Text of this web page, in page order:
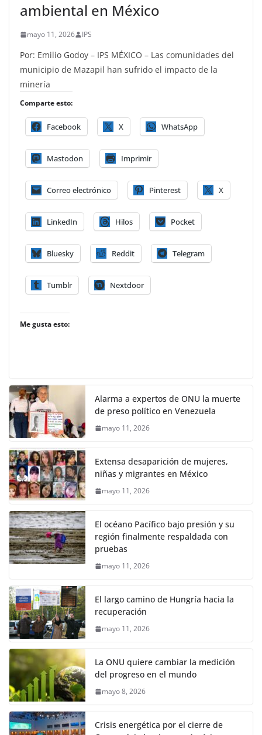
ambiental en México
mayo 11, 2026 IPS
Por: Emilio Godoy – IPS MÉXICO – Las comunidades del
municipio de Mazapil han sufrido el impacto de la
minería
Comparte esto:
Facebook X WhatsApp
Mastodon Imprimir
Correo electrónico Pinterest X
LinkedIn Hilos Pocket
Bluesky Reddit Telegram
Tumblr Nextdoor
Me gusta esto:
Alarma a expertos de ONU la muerte
de preso político en Venezuela
mayo 11, 2026
Extensa desaparición de mujeres,
niñas y migrantes en México
mayo 11, 2026
El océano Pacífico bajo presión y su
región finalmente respaldada con
pruebas
mayo 11, 2026
El largo camino de Hungría hacia la
recuperación
mayo 11, 2026
La ONU quiere cambiar la medición
del progreso en el mundo
mayo 8, 2026
Crisis energética por el cierre de